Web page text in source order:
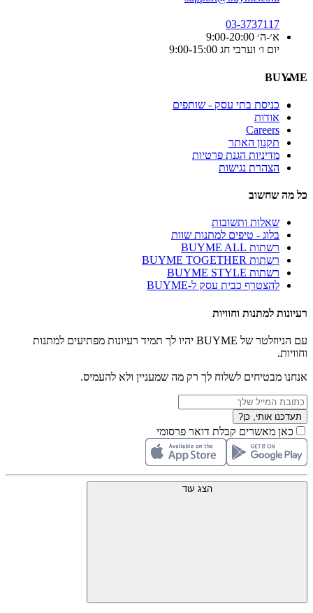
03-3737117
א׳-ה׳ 9:00-20:00
יום ו׳ וערבי חג 9:00-15:00
BUYME
כניסת בתי עסק - שותפים
אודות
Careers
תקנון האתר
מדיניות הגנת פרטיות
הצהרת נגישות
כל מה שחשוב
שאלות ותשובות
בלוג - טיפים למתנות שוות
רשתות BUYME ALL
רשתות BUYME TOGETHER
רשתות BUYME STYLE
להצטרף כבית עסק ל-BUYME
רעיונות למתנות וחוויות
עם הניוזלטר של BUYME יהיו לך תמיד רעיונות מפתיעים למתנות
וחוויות.
אנחנו מבטיחים לשלוח לך רק מה שמעניין ולא להעמיס.
תעדכנו אותי, כן?
כאן מאשרים קבלת דואר פרסומי
הצג עוד